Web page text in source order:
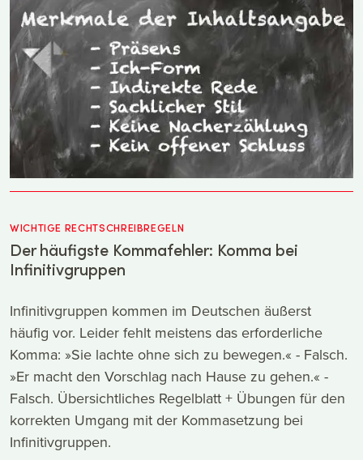
WICHTIGE RECHTSCHREIBREGELN
Der häufigste Kommafehler: Komma bei
Infinitivgruppen
Infinitivgruppen kommen im Deutschen äußerst
häufig vor. Leider fehlt meistens das erforderliche
Komma: »Sie lachte ohne sich zu bewegen.« - Falsch.
»Er macht den Vorschlag nach Hause zu gehen.« -
Falsch. Übersichtliches Regelblatt + Übungen für den
korrekten Umgang mit der Kommasetzung bei
Infinitivgruppen.